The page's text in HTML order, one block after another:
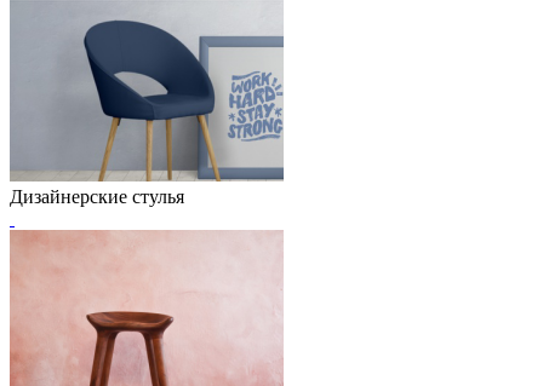
Дизайнерские стулья